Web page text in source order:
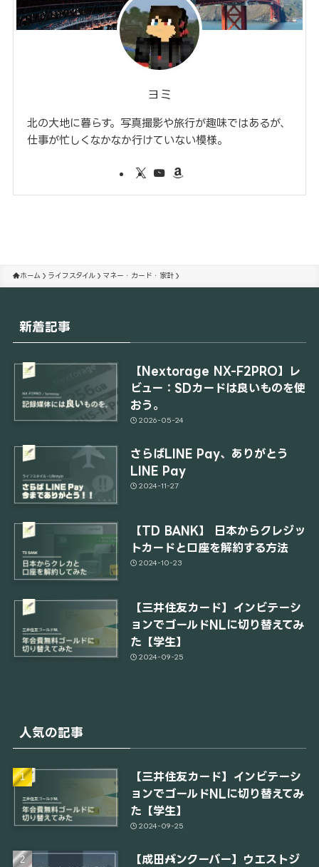
ヨミ
北の大地に暮らす。写真撮影や旅行が趣味ではあるが、
仕事が忙しくなかなか行けていない模様。
ホーム ライフスタイル マネー・カード・家計
新着記事
【Nextorage NX-F2PRO】レ
ビュー：SDカードは良いものを使
おう。
2026-05-24
さらばLINE Pay、ありがとう
LINE Pay
2024-11-27
【TD BANK】 日本からクレジッ
トカードと口座を解約する方法
2024-10-23
【三井住友カード】インビテーシ
ョンでゴールドNLに切り替えてみ
た【学生】
2024-09-25
人気の記事
【三井住友カード】インビテーシ
ョンでゴールドNLに切り替えてみ
た【学生】
2024-09-25
【成田→バンクーバー】ウエストジ